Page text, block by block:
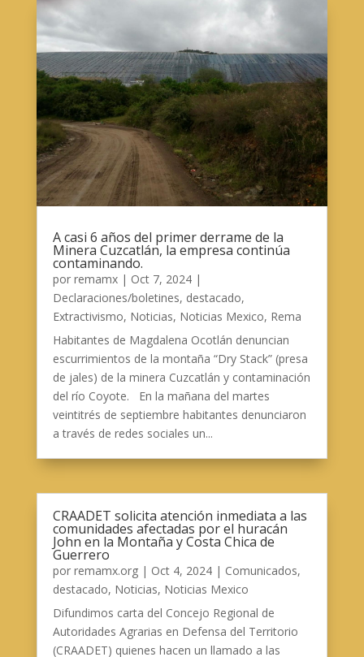
A casi 6 años del primer derrame de la
Minera Cuzcatlán, la empresa continúa
contaminando.
por remamx| Oct 7, 2024|
Declaraciones/boletines, destacado,
Extractivismo, Noticias, Noticias Mexico, Rema
Habitantes de Magdalena Ocotlán denuncian
escurrimientos de la montaña “Dry Stack” (presa
de jales) de la minera Cuzcatlán y contaminación
del río Coyote. En la mañana del martes
veintitrés de septiembre habitantes denunciaron
a través de redes sociales un...
CRAADET solicita atención inmediata a las
comunidades afectadas por el huracán
John en la Montaña y Costa Chica de
Guerrero
por remamx.org| Oct 4, 2024| Comunicados,
destacado, Noticias, Noticias Mexico
Difundimos carta del Concejo Regional de
Autoridades Agrarias en Defensa del Territorio
(CRAADET) quienes hacen un llamado a las